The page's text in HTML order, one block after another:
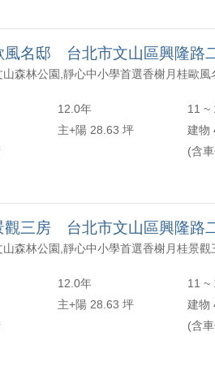
風名邸 台北市文山區興隆路
12.0年
11 ~
主+陽 28.63 坪
建物
(含
觀三房 台北市文山區興隆路
12.0年
11 ~
主+陽 28.63 坪
建物
(含